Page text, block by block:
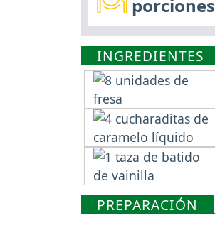
porciones
INGREDIENTES
PREPARACIÓN